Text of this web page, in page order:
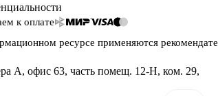
к оплате
ресурсе применяются
А, офис 63, часть помещ. 12-Н, ком. 29,